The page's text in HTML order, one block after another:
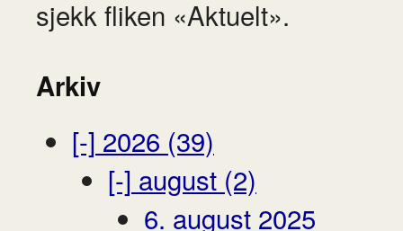
sjekk fliken «Aktuelt».
Arkiv
[-] 2026 (39)
[-] august (2)
6. august 2025